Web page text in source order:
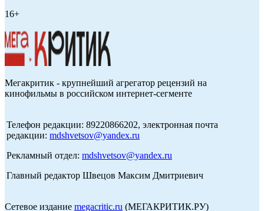
16+
Мегакритик - крупнейший агрегатор рецензий на
кинофильмы в российском интернет-сегменте
Телефон редакции: 89220866202, электронная почта
редакции: mdshvetsov@yandex.ru
Рекламный отдел: mdshvetsov@yandex.ru
Главный редактор Швецов Максим Дмитриевич
Сетевое издание megacritic.ru (МЕГАКРИТИК.РУ)